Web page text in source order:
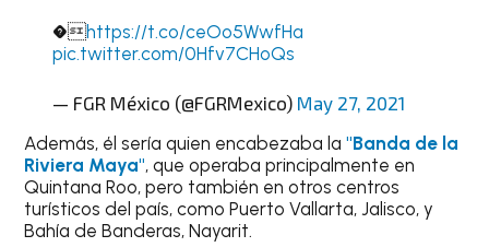
�https://t.co/ceOo5WwfHa
pic.twitter.com/0Hfv7CHoQs
— FGR México (@FGRMexico) May 27, 2021
Además, él sería quien encabezaba la "Banda de la
Riviera Maya", que operaba principalmente en
Quintana Roo, pero también en otros centros
turísticos del país, como Puerto Vallarta, Jalisco, y
Bahía de Banderas, Nayarit.